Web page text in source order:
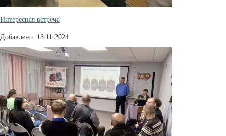
Интересная встреча
Добавлено: 13.11.2024